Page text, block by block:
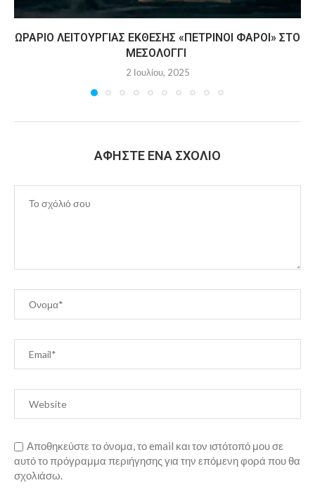
ΩΡΆΡΙΟ ΛΕΙΤΟΥΡΓΊΑΣ ΈΚΘΕΣΗΣ «ΠΈΤΡΙΝΟΙ ΦΆΡΟΙ» ΣΤΟ
ΜΕΣΟΛΌΓΓΙ
2 Ιουλίου, 2025
ΑΦΉΣΤΕ ΈΝΑ ΣΧΌΛΙΟ
Αποθηκεύστε το όνομα, το email και τον ιστότοπό μου σε
αυτό το πρόγραμμα περιήγησης για την επόμενη φορά που θα
σχολιάσω.